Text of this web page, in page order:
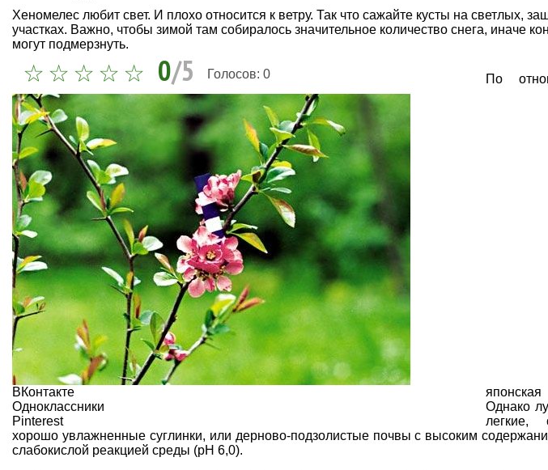
Хеномелес любит свет. И плохо относится к ветру. Так что сажайте кусты на светлых,
участках. Важно, чтобы зимой там собиралось значительное количество снега, иначе
могут подмерзнуть.
0/5 Голосов: 0
ВКонтакте
Одноклассники
Pinterest
По
Однако
легкие,
хорошо увлажненные суглинки, или дерново-подзолистые почвы с высоким
слабокислой реакцией среды (pH 6,0).